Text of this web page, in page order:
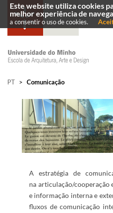
PT > Comunicação
A estratégia de
na articulação/cooperação
e informação interna e
fluxos de comunicação
Este website utiliza cookies
melhor experiência de
a consentir o uso de cookies.